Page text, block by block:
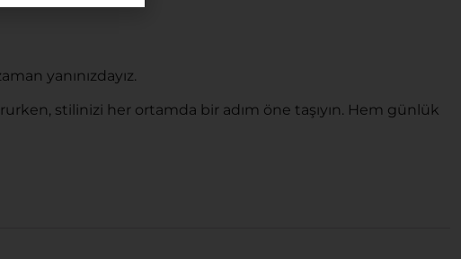
yanınızdayız.
stilinizi her ortamda bir adım öne taşıyın. Hem günlük